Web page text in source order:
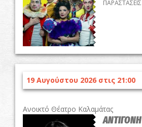
ΠΑΡΑΣΤΑΣΕΙΣ
19 Αυγούστου 2026 στις 21:00
Ανοικτό Θέατρο Καλαμάτας
ΑΝΤΙΓΟΝΗ